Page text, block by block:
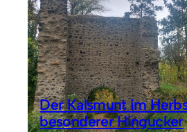
Der Kalsmunt im
besonderer Hingucker